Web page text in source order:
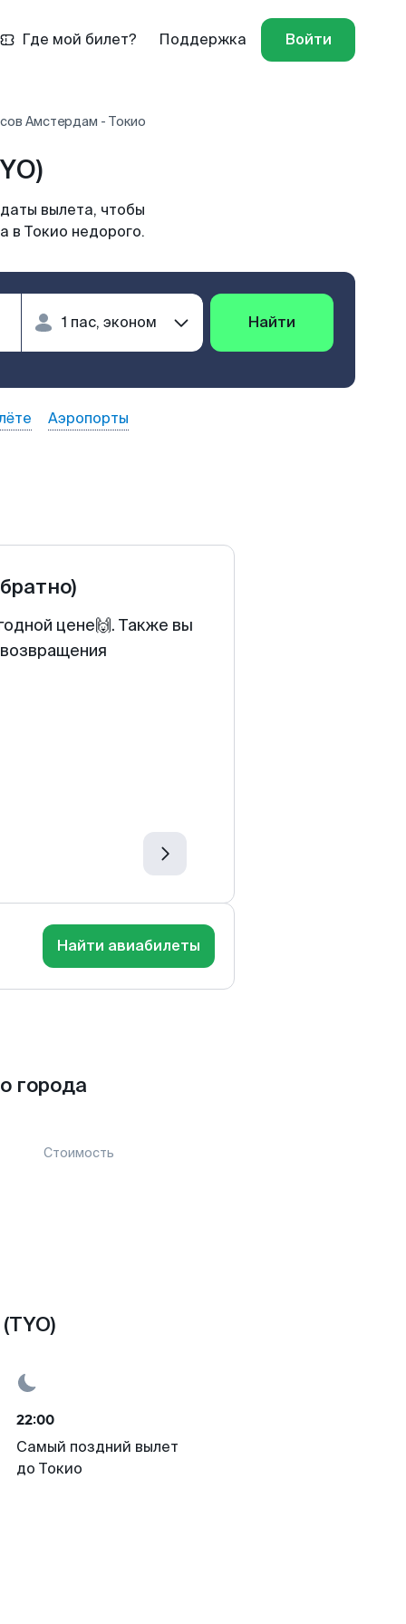
Где мой билет? Поддержка Войти
Амстердам - Токио
вылета, чтобы
в Токио недорого.
Найти
Аэропорты
цене🙌. Также вы
Найти авиабилеты
города
Стоимость
22:00
Самый поздний вылет
до Токио